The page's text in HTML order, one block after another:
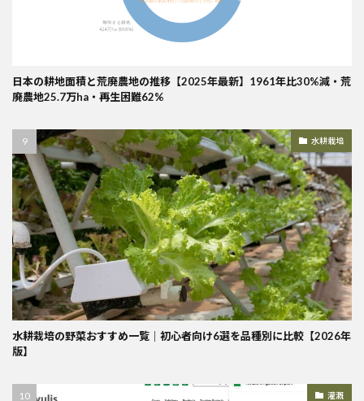
日本の耕地面積と荒廃農地の推移【2025年最新】1961年比30%減・荒
廃農地25.7万ha・再生困難62%
水耕栽培
水耕栽培の野菜おすすめ一覧｜初心者向け6選を品種別に比較【2026年
版】
灌漑